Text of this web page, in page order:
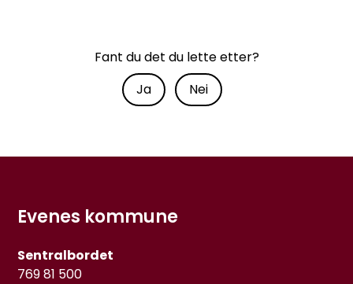
Fant du det du lette etter?
Ja
Nei
Evenes kommune
Sentralbordet
769 81 500